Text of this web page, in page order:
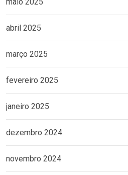
abril 2025
março 2025
fevereiro 2025
janeiro 2025
dezembro 2024
novembro 2024